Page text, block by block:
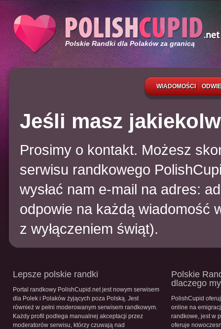
Polskie Randki dla Polaków za granicą
WIADOMOŚCI
Jeśli masz
Prosimy o kontakt. Możesz
serwisu randkowego
wysłać nam e-mail na adres:
odpowie na każdą wiadomość
z wyłączeniem świąt).
Lepsze polskie randki
Portal randkowy PolishCupid.net jest nowym serwisem
dla Polek i Polaków żyjących poza Polską. Jest
również w pełni moderowanym serwisem randkowym.
Każdy profil podlega manualnej akceptacji przez
moderatorów serwisu, którzy czuwają nad
Polskie
dlaczego
PolishCupid
online na
randkowe, jest w
oferuje